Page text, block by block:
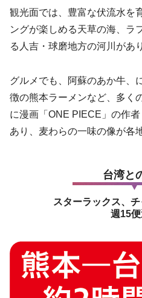
観光面では、豊富な伏流水を
ングが楽しめる天草の海、ラ
る人吉・球磨地方の河川があ
グルメでも、阿蘇のあか牛、
徴の熊本ラーメンなど、多く
に漫画「ONE PIECE」の作
あり、麦わらの一味の像が各
台湾と
スターラックス、
週15